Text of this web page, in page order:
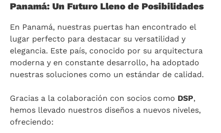
Panamá: Un Futuro Lleno de Posibilidades
En Panamá, nuestras puertas han encontrado el
lugar perfecto para destacar su versatilidad y
elegancia. Este país, conocido por su arquitectura
moderna y en constante desarrollo, ha adoptado
nuestras soluciones como un estándar de calidad.
Gracias a la colaboración con socios como DSP,
hemos llevado nuestros diseños a nuevos niveles,
ofreciendo: